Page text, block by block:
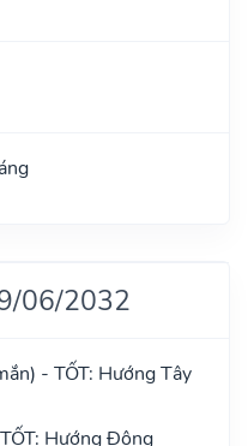
06/2032
- TỐT: Hướng Tây
Hướng Đông